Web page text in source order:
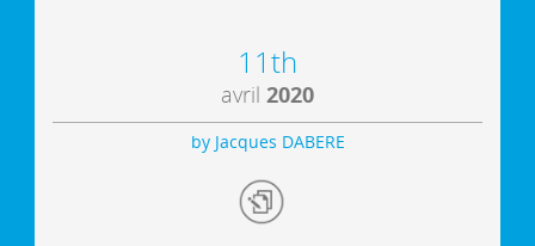
11th
avril 2020
by Jacques DABERE